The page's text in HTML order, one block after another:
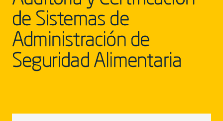
de Sistemas de
Administración de
Seguridad Alimentaria